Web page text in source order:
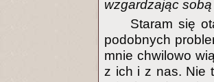
wzgardzając
Staram się
podobnych
mnie chwilowo
z ich i z nas. Nie